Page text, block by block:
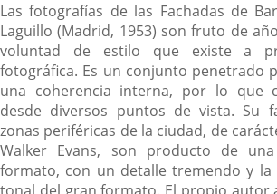
Las fotografías de las Fachadas de
Laguillo (Madrid, 1953) son fruto de
voluntad de estilo que existe a
fotográfica. Es un conjunto penetrado
una coherencia interna, por lo que
desde diversos puntos de vista. Su
zonas periféricas de la ciudad, de
Walker Evans, son producto de
formato, con un detalle tremendo y la